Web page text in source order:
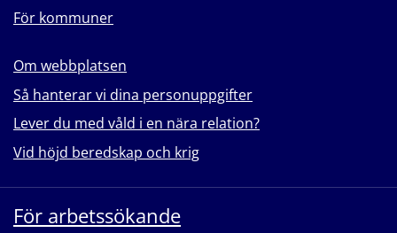
För kommuner
Om webbplatsen
Så hanterar vi dina personuppgifter
Lever du med våld i en nära relation?
Vid höjd beredskap och krig
För arbetssökande